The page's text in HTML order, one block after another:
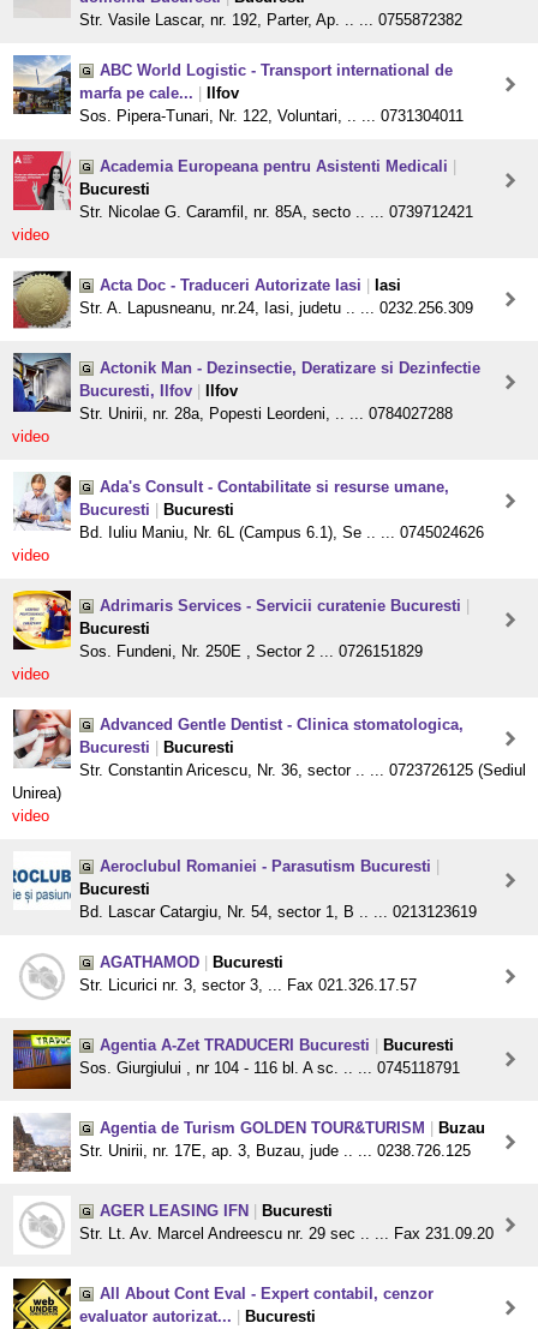
Str. Vasile Lascar, nr. 192, Parter, Ap. .. ... 0755872382
ABC World Logistic - Transport international de
marfa pe cale...
Ilfov
Sos. Pipera-Tunari, Nr. 122, Voluntari, .. ... 0731304011
Academia Europeana pentru Asistenti Medicali
Bucuresti
Str. Nicolae G. Caramfil, nr. 85A, secto .. ... 0739712421
video
Acta Doc - Traduceri Autorizate Iasi
Iasi
Str. A. Lapusneanu, nr.24, Iasi, judetu .. ... 0232.256.309
Actonik Man - Dezinsectie, Deratizare si Dezinfectie
Bucuresti, Ilfov
Ilfov
Str. Unirii, nr. 28a, Popesti Leordeni, .. ... 0784027288
video
Ada's Consult - Contabilitate si resurse umane,
Bucuresti
Bucuresti
Bd. Iuliu Maniu, Nr. 6L (Campus 6.1), Se .. ... 0745024626
video
Adrimaris Services - Servicii curatenie Bucuresti
Bucuresti
Sos. Fundeni, Nr. 250E , Sector 2 ... 0726151829
video
Advanced Gentle Dentist - Clinica stomatologica,
Bucuresti
Bucuresti
Str. Constantin Aricescu, Nr. 36, sector .. ... 0723726125 (Sediul
Unirea)
video
Aeroclubul Romaniei - Parasutism Bucuresti
Bucuresti
Bd. Lascar Catargiu, Nr. 54, sector 1, B .. ... 0213123619
AGATHAMOD
Bucuresti
Str. Licurici nr. 3, sector 3, ... Fax 021.326.17.57
Agentia A-Zet TRADUCERI Bucuresti
Bucuresti
Sos. Giurgiului , nr 104 - 116 bl. A sc. .. ... 0745118791
Agentia de Turism GOLDEN TOUR&TURISM
Buzau
Str. Unirii, nr. 17E, ap. 3, Buzau, jude .. ... 0238.726.125
AGER LEASING IFN
Bucuresti
Str. Lt. Av. Marcel Andreescu nr. 29 sec .. ... Fax 231.09.20
All About Cont Eval - Expert contabil, cenzor
evaluator autorizat...
Bucuresti